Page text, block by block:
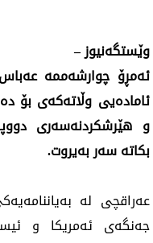
وێستگه‌نیوز –
ئه‌مڕۆ چوارشه‌ممه‌
ئاماده‌یی وڵاته‌كه‌ی بۆ
و هێرشكردنه‌سه‌ری‌
بكاته‌ سه‌ر به‌یروت.
عه‌راقچی له‌
جه‌نگه‌ی ئه‌مریكا و